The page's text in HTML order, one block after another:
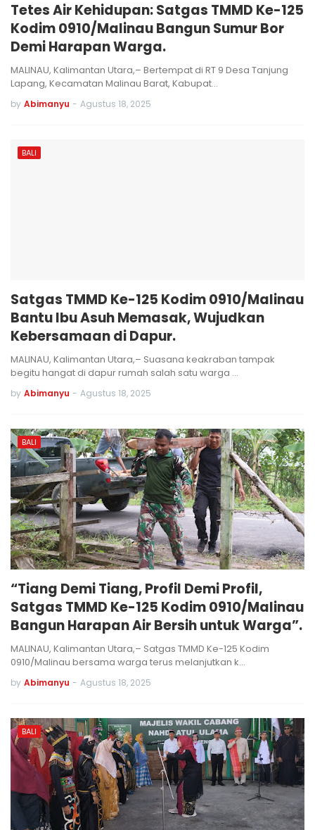
Tetes Air Kehidupan: Satgas TMMD Ke-125
Kodim 0910/Malinau Bangun Sumur Bor
Demi Harapan Warga.
MALINAU, Kalimantan Utara,– Bertempat di RT 9 Desa Tanjung
Lapang, Kecamatan Malinau Barat, Kabupat…
by Abimanyu - Agustus 18, 2025
BALI
Satgas TMMD Ke-125 Kodim 0910/Malinau
Bantu Ibu Asuh Memasak, Wujudkan
Kebersamaan di Dapur.
MALINAU, Kalimantan Utara,– Suasana keakraban tampak
begitu hangat di dapur rumah salah satu warga …
by Abimanyu - Agustus 18, 2025
BALI
“Tiang Demi Tiang, Profil Demi Profil,
Satgas TMMD Ke-125 Kodim 0910/Malinau
Bangun Harapan Air Bersih untuk Warga”.
MALINAU, Kalimantan Utara,– Satgas TMMD Ke-125 Kodim
0910/Malinau bersama warga terus melanjutkan k…
by Abimanyu - Agustus 18, 2025
BALI